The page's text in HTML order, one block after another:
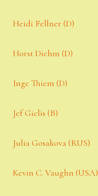
Heidi Fellner (D)
Horst Diehm (D)
Inge Thiem (D)
Jef Gielis (B)
Julia Gosakova (RUS)
Kevin C. Vaughn (USA)